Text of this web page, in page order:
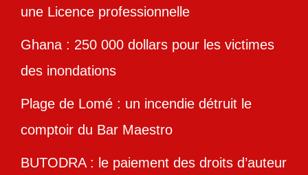
une Licence professionnelle
Ghana : 250 000 dollars pour les victimes
des inondations
Plage de Lomé : un incendie détruit le
comptoir du Bar Maestro
BUTODRA : le paiement des droits d’auteur